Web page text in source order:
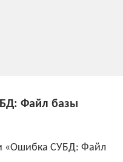
Файл базы
«Ошибка СУБД: Файл